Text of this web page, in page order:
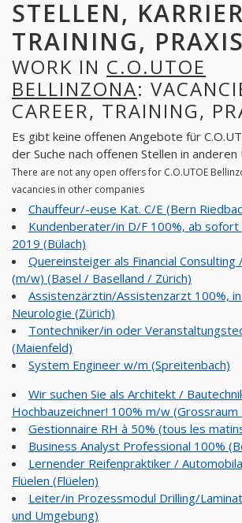
STELLEN,
TRAINING, PRAXIS
WORK IN C.O.UTOE
BELLINZONA:
CAREER, TRAINING,
Es gibt keine offenen Angebote für
der Suche nach offenen Stellen in
There are not any open offers for C.O.UTOE
vacancies in other companies
Chauffeur/-euse Kat. C/E (Bern
Kundenberater/in D/F 100%, ab sofort
2019 (Bülach)
Quereinsteiger als Financial
(m/w) (Basel / Baselland / Zürich)
Assistenzärztin/Assistenzarzt 100%,
Neurologie (Zürich)
Tontechniker/in oder
(Maienfeld)
System Engineer w/m (Spreitenbach)
Wir suchen Sie als Architekt /
Hochbauzeichner! 100% m/w (Grossraum
Gestionnaire RH à 50% (tous les
Business Analyst Professional 100%
Lernender Reifenpraktiker /
Flüelen (Flüelen)
Leiter/in Prozessmodul Drilling/
und Umgebung)